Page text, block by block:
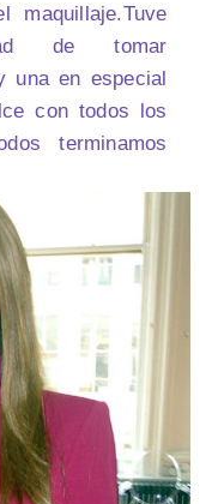
maquillaje.Tuve
de tomar
una en especial
con todos los
terminamos